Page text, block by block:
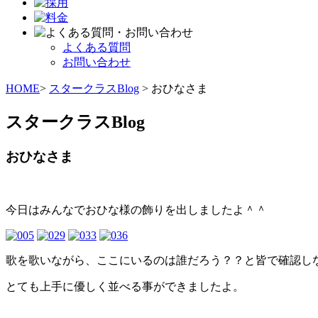
よくある質問
お問い合わせ
HOME> スタークラスBlog > おひなさま
スタークラスBlog
おひなさま
今日はみんなでおひな様の飾りを出しましたよ＾＾
歌を歌いながら、ここにいるのは誰だろう？？と皆で確認し
とても上手に優しく並べる事ができましたよ。